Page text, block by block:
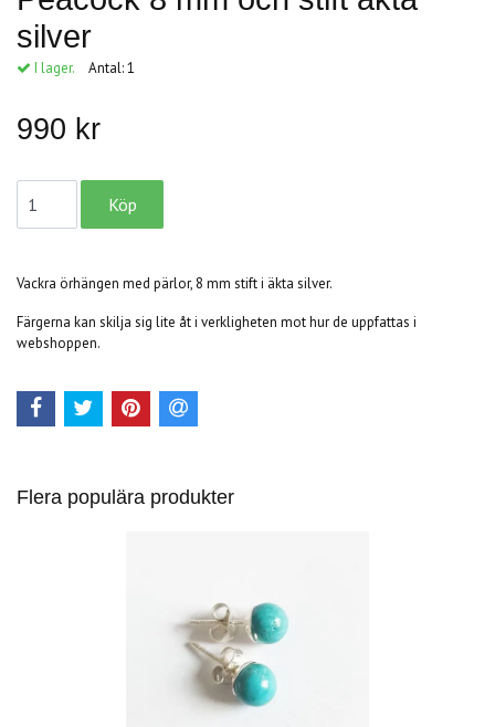
silver
I lager. Antal:1
990 kr
Vackra örhängen med pärlor, 8 mm stift i äkta silver.
Färgerna kan skilja sig lite åt i verkligheten mot hur de uppfattas i
webshoppen.
Flera populära produkter